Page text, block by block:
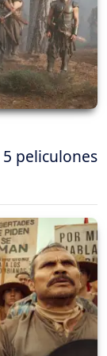
peliculones